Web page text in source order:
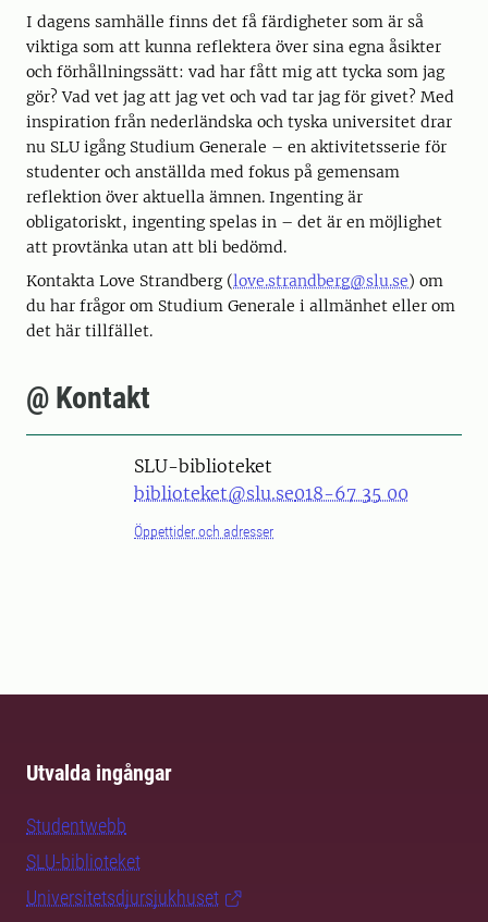
I dagens samhälle finns det få färdigheter som är så
viktiga som att kunna reflektera över sina egna åsikter
och förhållningssätt: vad har fått mig att tycka som jag
gör? Vad vet jag att jag vet och vad tar jag för givet? Med
inspiration från nederländska och tyska universitet drar
nu SLU igång Studium Generale – en aktivitetsserie för
studenter och anställda med fokus på gemensam
reflektion över aktuella ämnen. Ingenting är
obligatoriskt, ingenting spelas in – det är en möjlighet
att provtänka utan att bli bedömd.
Kontakta Love Strandberg (love.strandberg@slu.se) om
du har frågor om Studium Generale i allmänhet eller om
det här tillfället.
@ Kontakt
SLU-biblioteket
biblioteket@slu.se018-67 35 00
Öppettider och adresser
Utvalda ingångar
Studentwebb
SLU-biblioteket
Universitetsdjursjukhuset